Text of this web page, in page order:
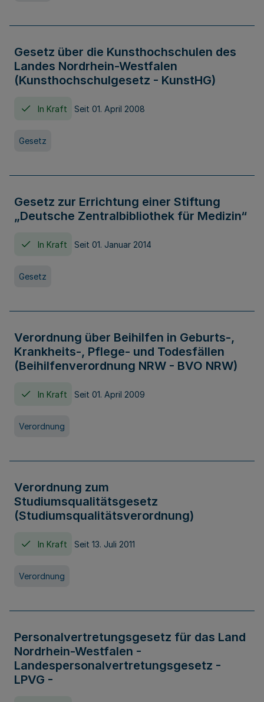
Gesetz über die Kunsthochschulen des
Landes Nordrhein-Westfalen
(Kunsthochschulgesetz - KunstHG)
In Kraft Seit 01. April 2008
Gesetz
Gesetz zur Errichtung einer Stiftung
„Deutsche Zentralbibliothek für Medizin“
In Kraft Seit 01. Januar 2014
Gesetz
Verordnung über Beihilfen in Geburts-,
Krankheits-, Pflege- und Todesfällen
(Beihilfenverordnung NRW - BVO NRW)
In Kraft Seit 01. April 2009
Verordnung
Verordnung zum
Studiumsqualitätsgesetz
(Studiumsqualitätsverordnung)
In Kraft Seit 13. Juli 2011
Verordnung
Personalvertretungsgesetz für das Land
Nordrhein-Westfalen -
Landespersonalvertretungsgesetz -
LPVG -